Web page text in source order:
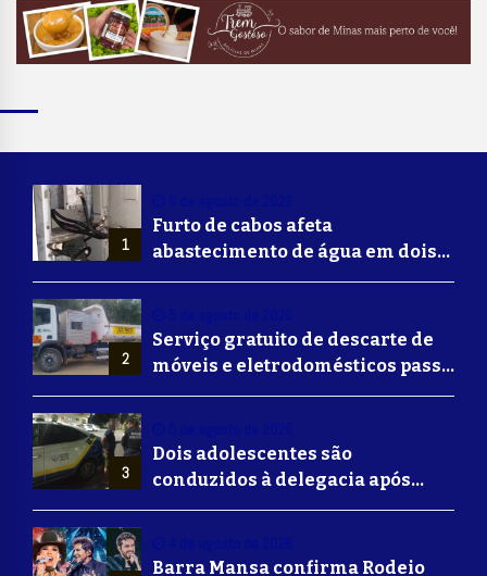
1
Furto de cabos afeta
abastecimento de água em dois
bairros de Volta Redonda
2
Serviço gratuito de descarte de
móveis e eletrodomésticos passa
a ser oferecido em Volta
3
Dois adolescentes são
conduzidos à delegacia após
suposta agressão a idoso em
Barra Mansa confirma Rodeio